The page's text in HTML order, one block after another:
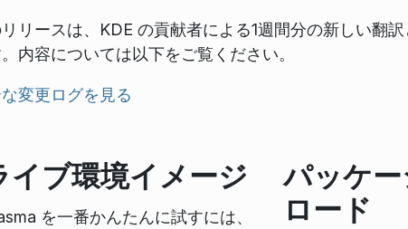
リースは、KDE の貢献者による1週間分の新しい翻
内容については以下をご覧ください。
変更ログを見る
イブ環境イメージ
を一番かんたんに試すには、
パッケ
ロード